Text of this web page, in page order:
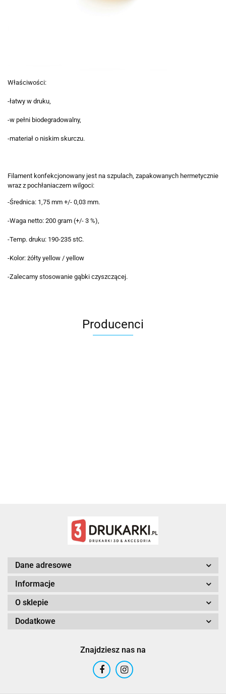
Właściwości:
-łatwy w druku,
-w pełni biodegradowalny,
-materiał o niskim skurczu.
Filament konfekcjonowany jest na szpulach, zapakowanych hermetycznie
wraz z pochłaniaczem wilgoci:
-Średnica: 1,75 mm +/- 0,03 mm.
-Waga netto: 200 gram (+/- 3 %),
-Temp. druku: 190-235 stC.
-Kolor: żółty yellow / yellow
-Zalecamy stosowanie gąbki czyszczącej.
Producenci
Dane adresowe
Informacje
O sklepie
Dodatkowe
Znajdziesz nas na